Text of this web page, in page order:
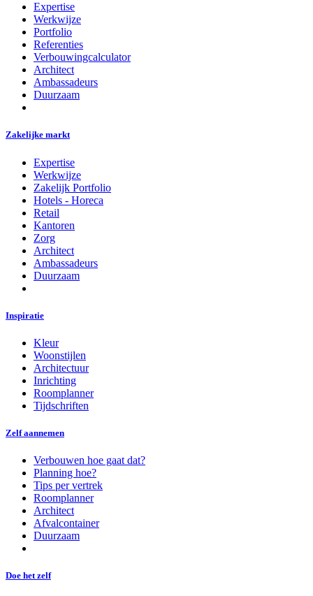
Expertise
Werkwijze
Portfolio
Referenties
Verbouwingcalculator
Architect
Ambassadeurs
Duurzaam
Zakelijke markt
Expertise
Werkwijze
Zakelijk Portfolio
Hotels - Horeca
Retail
Kantoren
Zorg
Architect
Ambassadeurs
Duurzaam
Inspiratie
Kleur
Woonstijlen
Architectuur
Inrichting
Roomplanner
Tijdschriften
Zelf aannemen
Verbouwen hoe gaat dat?
Planning hoe?
Tips per vertrek
Roomplanner
Architect
Afvalcontainer
Duurzaam
Doe het zelf